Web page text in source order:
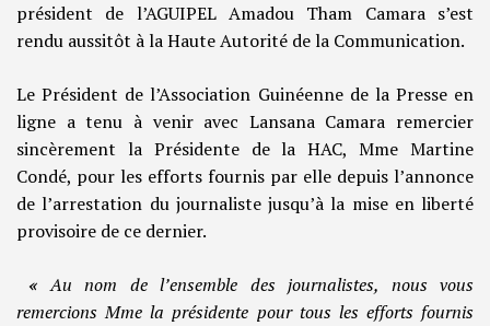
président de l’AGUIPEL Amadou Tham Camara s’est
rendu aussitôt à la Haute Autorité de la Communication.
Le Président de l’Association Guinéenne de la Presse en
ligne a tenu à venir avec Lansana Camara remercier
sincèrement la Présidente de la HAC, Mme Martine
Condé, pour les efforts fournis par elle depuis l’annonce
de l’arrestation du journaliste jusqu’à la mise en liberté
provisoire de ce dernier.
« Au nom de l’ensemble des journalistes, nous vous
remercions Mme la présidente pour tous les efforts fournis